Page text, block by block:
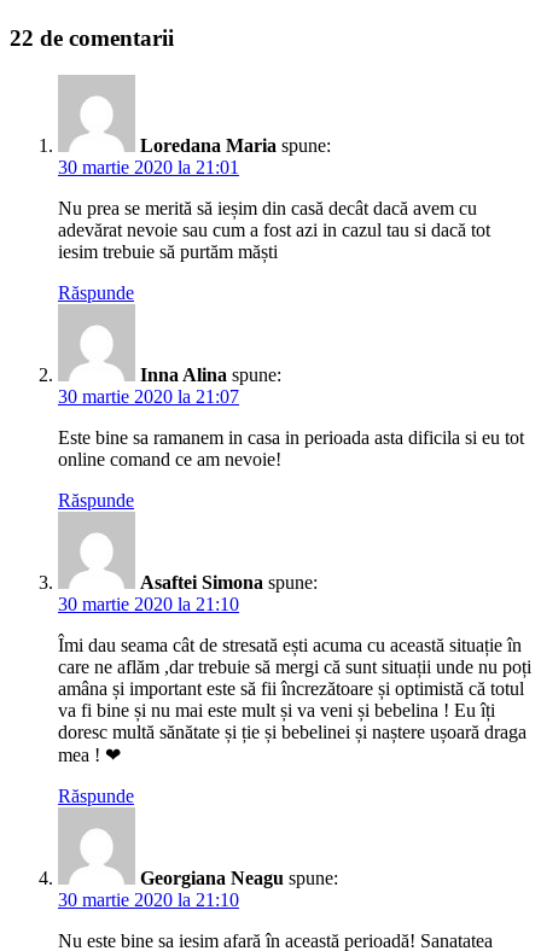
22 de comentarii
Loredana Maria spune:
30 martie 2020 la 21:01
Nu prea se merită să ieșim din casă decât dacă avem cu
adevărat nevoie sau cum a fost azi in cazul tau si dacă tot
iesim trebuie să purtăm măști
Răspunde
Inna Alina spune:
30 martie 2020 la 21:07
Este bine sa ramanem in casa in perioada asta dificila si eu tot
online comand ce am nevoie!
Răspunde
Asaftei Simona spune:
30 martie 2020 la 21:10
Îmi dau seama cât de stresată ești acuma cu această situație în
care ne aflăm ,dar trebuie să mergi că sunt situații unde nu poți
amâna și important este să fii încrezătoare și optimistă că totul
va fi bine și nu mai este mult și va veni și bebelina ! Eu îți
doresc multă sănătate și ție și bebelinei și naștere ușoară draga
mea ! ❤
Răspunde
Georgiana Neagu spune:
30 martie 2020 la 21:10
Nu este bine sa iesim afară în această perioadă! Sanatatea